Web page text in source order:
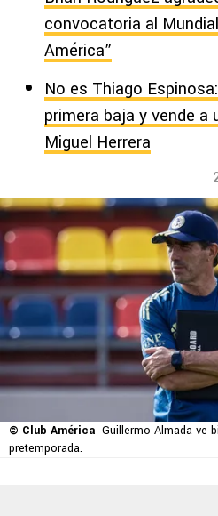
convocatoria al
América”
No es Thiago
primera baja y vende a
Miguel Herrera
© Club América Guillermo Almada ve
pretemporada.